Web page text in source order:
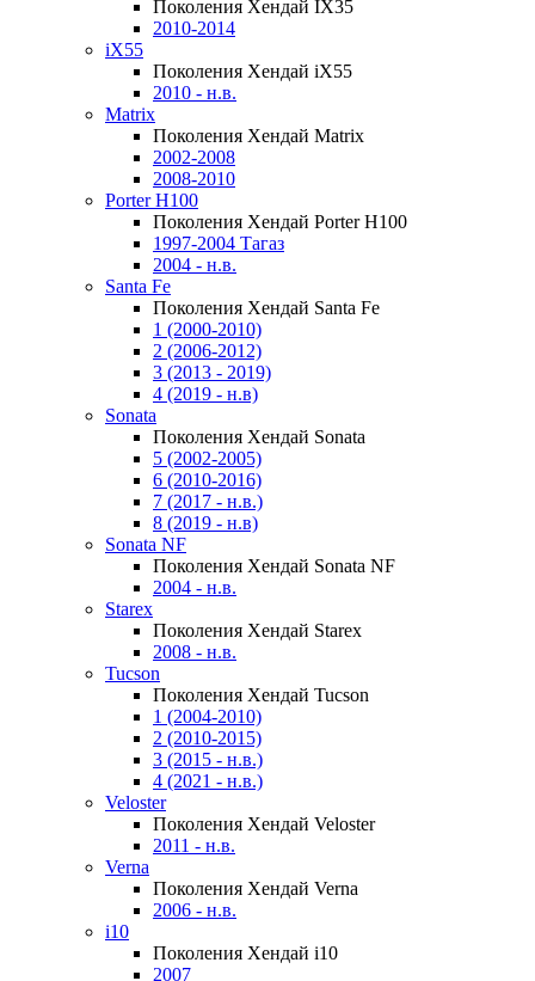
Поколения Хендай IX35
2010-2014
iX55
Поколения Хендай iX55
2010 - н.в.
Matrix
Поколения Хендай Matrix
2002-2008
2008-2010
Porter H100
Поколения Хендай Porter H100
1997-2004 Тагаз
2004 - н.в.
Santa Fe
Поколения Хендай Santa Fe
1 (2000-2010)
2 (2006-2012)
3 (2013 - 2019)
4 (2019 - н.в)
Sonata
Поколения Хендай Sonata
5 (2002-2005)
6 (2010-2016)
7 (2017 - н.в.)
8 (2019 - н.в)
Sonata NF
Поколения Хендай Sonata NF
2004 - н.в.
Starex
Поколения Хендай Starex
2008 - н.в.
Tucson
Поколения Хендай Tucson
1 (2004-2010)
2 (2010-2015)
3 (2015 - н.в.)
4 (2021 - н.в.)
Veloster
Поколения Хендай Veloster
2011 - н.в.
Verna
Поколения Хендай Verna
2006 - н.в.
i10
Поколения Хендай i10
2007